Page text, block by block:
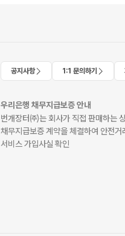
공지사항 1:1 문의하기
우리은행 채무지급보증 안내
번개장터㈜는 회사가 직접 판매하는
채무지급보증 계약을 체결하여 안전거
서비스 가입사실 확인